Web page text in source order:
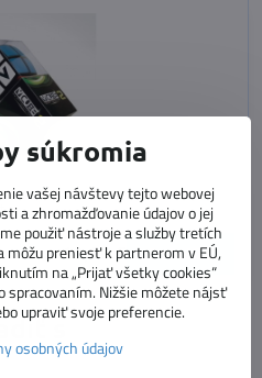
10,90 € Do košíka
s
súkromia
vašej návštevy tejto webovej
a zhromažďovanie údajov o jej
použiť nástroje a služby tretích
môžu preniesť k partnerom v EÚ,
na „Prijať všetky cookies“
Nižšie môžete nájsť
upraviť svoje preferencie.
osobných údajov